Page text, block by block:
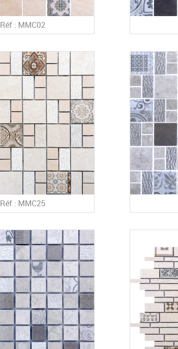
Réf : MMC02
Réf : MMC25